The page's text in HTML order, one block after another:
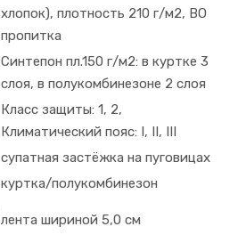
хлопок), плотность 210 г/м2, ВО
пропитка
Синтепон пл.150 г/м2: в куртке 3
слоя, в полукомбинезоне 2 слоя
Класс защиты: 1, 2,
Климатический пояс: I, II, III
супатная застёжка на пуговицах
куртка/полукомбинезон
лента шириной 5,0 см